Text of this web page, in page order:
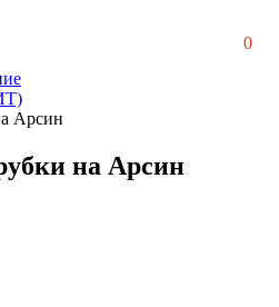
0
Арсин
на Арсин